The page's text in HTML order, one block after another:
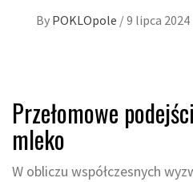
By POKLOpole /9 lipca 2024
Przełomowe
mleko
W obliczu współczesnych